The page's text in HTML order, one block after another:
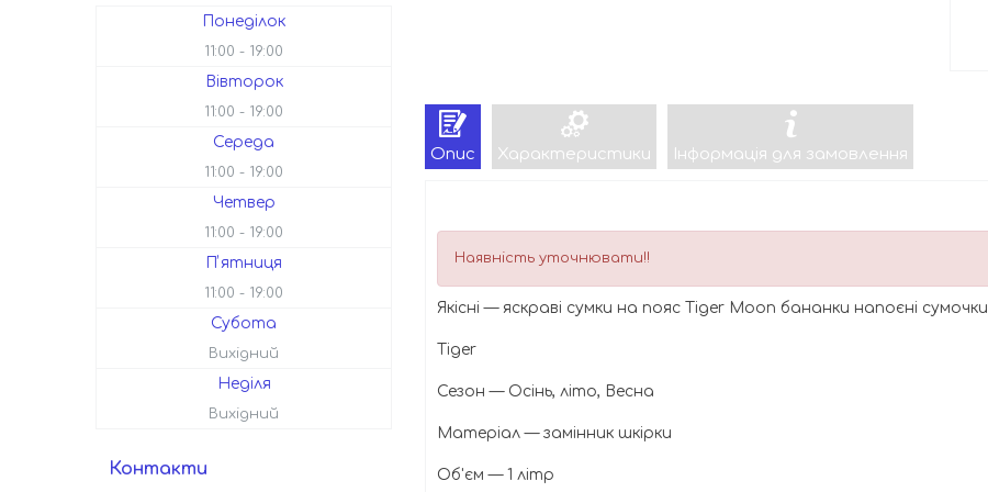
Опис Характеристики Інформація для замовлення
Наявність уточнювати!!
Якісні — яскраві сумки на пояс Tiger Moon бананки напоєні сумочки
Tiger
Сезон — Осінь, літо, Весна
Матеріал — замінник шкірки
Об'єм — 1 літр
Понеділок
11:00 19:00
Вівторок
11:00 19:00
Середа
11:00 19:00
Четвер
11:00 19:00
Пʼятниця
11:00 19:00
Субота
Вихідний
Неділя
Вихідний
Контакти